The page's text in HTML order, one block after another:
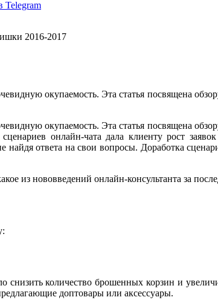
2016-2017
окупаемость. Эта статья посвящена
окупаемость. Эта статья посвящена
онлайн-чата дала клиенту рост
ответа на свои вопросы. Доработка
из нововведений онлайн-консультанта за
количество брошенных корзин и
доптовары или аксессуары.